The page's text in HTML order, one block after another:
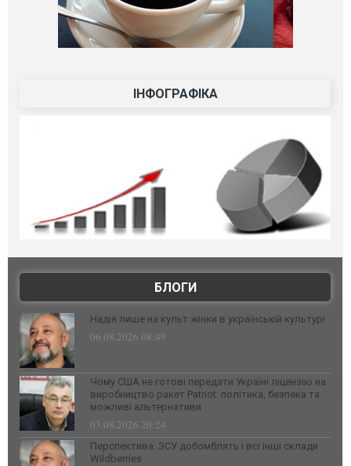
ІНФОГРАФІКА
БЛОГИ
Надія лише на культ жінки в українській культурі
06.08.2026 08:49
Чому США не готові передати Україні ліцензію на
виробництво ракет Patriot: політика, безпека та
можливі альтернативи
03.08.2026 20:24
Перспектива: ЗСУ добомблять і всі інші склади
Wildberries